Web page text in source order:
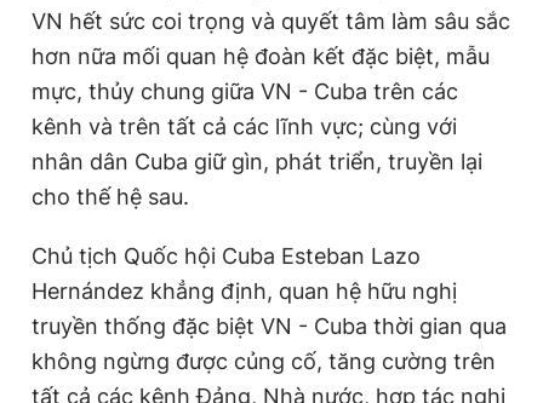
VN hết sức coi trọng và quyết tâm làm sâu sắc
hơn nữa mối quan hệ đoàn kết đặc biệt, mẫu
mực, thủy chung giữa VN - Cuba trên các
kênh và trên tất cả các lĩnh vực; cùng với
nhân dân Cuba giữ gìn, phát triển, truyền lại
cho thế hệ sau.
Chủ tịch Quốc hội Cuba Esteban Lazo
Hernández khẳng định, quan hệ hữu nghị
truyền thống đặc biệt VN - Cuba thời gian qua
không ngừng được củng cố, tăng cường trên
tất cả các kênh Đảng, Nhà nước, hợp tác nghị